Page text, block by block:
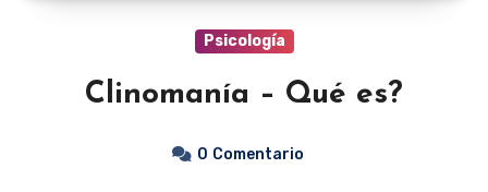
Psicología
Clinomanía – Qué es?
0 Comentario